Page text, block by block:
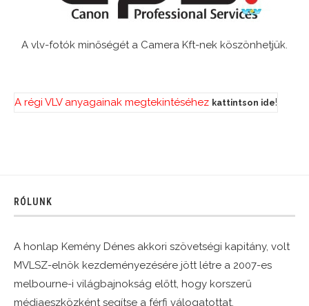
A vlv-fotók minőségét a Camera Kft-nek köszönhetjük.
A régi VLV anyagainak megtekintéséhez kattintson ide!
RÓLUNK
A honlap Kemény Dénes akkori szövetségi kapitány, volt
MVLSZ-elnök kezdeményezésére jött létre a 2007-es
melbourne-i világbajnokság előtt, hogy korszerű
médiaeszközként segítse a férfi válogatottat.